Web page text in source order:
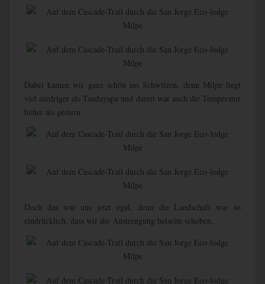
Dabei kamen wir ganz schön ins Schwitzen, denn Milpe liegt
viel niedriger als Tandayapa und damit war auch die Temperatur
höher als gestern.
Doch das war uns jetzt egal, denn die Landschaft war so
eindrücklich, dass wir die Anstrengung beiseite schoben.